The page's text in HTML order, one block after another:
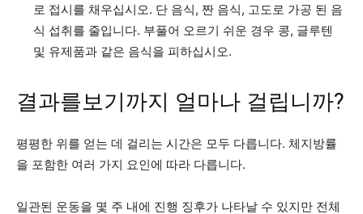
로 접시를 채우십시오. 단 음식, 짠 음식, 고도로 가공 된 음
식 섭취를 줄입니다. 부풀어 오르기 쉬운 경우 콩, 글루텐
및 유제품과 같은 음식을 피하십시오.
결과를보기까지 얼마나 걸립니까?
평평한 위를 얻는 데 걸리는 시간은 모두 다릅니다. 체지방률
을 포함한 여러 가지 요인에 따라 다릅니다.
일관된 운동을 몇 주 내에 진행 징후가 나타날 수 있지만 전체